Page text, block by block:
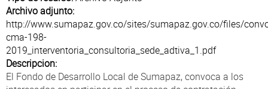
Archivo adjunto:
http://www.sumapaz.gov.co/sites/sumapaz.gov.co/files/
cma-198-
2019_interventoria_consultoria_sede_adtiva_1.pdf
Descripcion:
El Fondo de Desarrollo Local de Sumapaz, convoca a los